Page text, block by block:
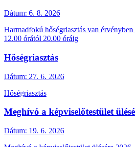
Dátum: 6. 8. 2026
Harmadfokú hőségriasztás van
12.00 órától 20.00 óráig
Hőségriasztás
Dátum: 27. 6. 2026
Hőségriasztás
Meghívó a képviselőtestület
Dátum: 19. 6. 2026